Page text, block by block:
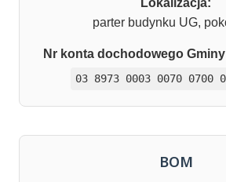
parter budynku UG,
Nr konta dochodowego
03 8973 0003 0070 0700
BOM